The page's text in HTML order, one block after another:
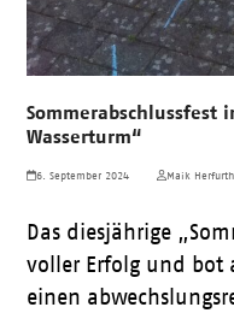
Sommerabschlussfest
Wasserturm“
6. September 2024 Maik Herfurth
Das diesjährige
voller Erfolg und bot
einen